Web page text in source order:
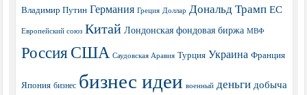
Владимир Путин Германия Греция Доллар Дональд Трамп ЕС
Европейский союз Китай Лондонская фондовая биржа МВФ
РоссияСША Саудовская Аравия Турция Украина Франция
Япония бизнес бизнес идеи военный деньги добыча